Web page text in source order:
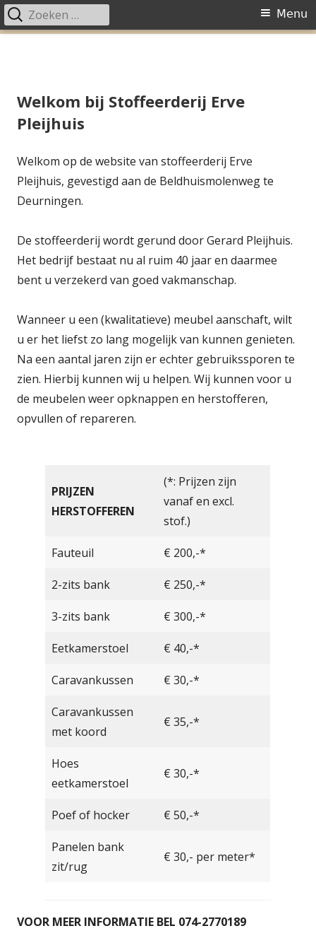
Primair
Menu
Zoeken
naar:
Welkom bij Stoffeerderij Erve
Pleijhuis
Welkom op de website van stoffeerderij Erve
Pleijhuis, gevestigd aan de Beldhuismolenweg te
Deurningen.
De stoffeerderij wordt gerund door Gerard Pleijhuis.
Het bedrijf bestaat nu al ruim 40 jaar en daarmee
bent u verzekerd van goed vakmanschap.
Wanneer u een (kwalitatieve) meubel aanschaft, wilt
u er het liefst zo lang mogelijk van kunnen genieten.
Na een aantal jaren zijn er echter gebruikssporen te
zien. Hierbij kunnen wij u helpen. Wij kunnen voor u
de meubelen weer opknappen en herstofferen,
opvullen of repareren.
PRIJZEN
HERSTOFFEREN
(*: Prijzen zijn
vanaf en excl.
stof.)
Fauteuil € 200,-*
2-zits bank € 250,-*
3-zits bank € 300,-*
Eetkamerstoel € 40,-*
Caravankussen € 30,-*
Caravankussen
met koord
€ 35,-*
Hoes
eetkamerstoel
€ 30,-*
Poef of hocker € 50,-*
Panelen bank
zit/rug
€ 30,- per meter*
VOOR MEER INFORMATIE BEL 074-2770189